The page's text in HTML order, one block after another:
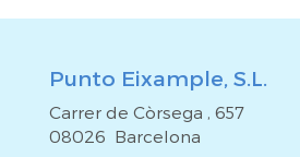
Punto Eixample, S.L.
Carrer de Còrsega , 657
08026 Barcelona